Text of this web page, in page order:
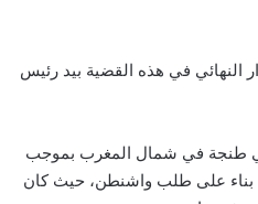
النهائي في هذه القضية بيد رئيس
راوول في 31 مايو في طنجة في شمال المغرب بموجب
بناء على طلب واشنطن، حيث كان